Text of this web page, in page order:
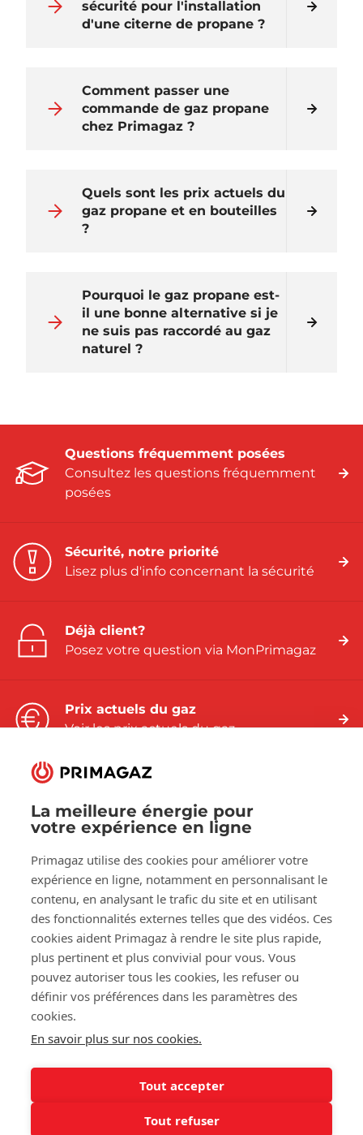
La meilleure énergie pour
votre expérience en ligne
Primagaz utilise des cookies pour améliorer votre
expérience en ligne, notamment en personnalisant le
contenu, en analysant le trafic du site et en utilisant
des fonctionnalités externes telles que des vidéos. Ces
cookies aident Primagaz à rendre le site plus rapide,
plus pertinent et plus convivial pour vous. Vous
pouvez autoriser tous les cookies, les refuser ou
définir vos préférences dans les paramètres des
cookies.
En savoir plus sur nos cookies.
Tout accepter
Tout refuser
sécurité pour l'installation
d'une citerne de propane ?
Comment passer une
commande de gaz propane
chez Primagaz ?
Quels sont les prix actuels du
gaz propane et en bouteilles
?
Pourquoi le gaz propane est-
il une bonne alternative si je
ne suis pas raccordé au gaz
naturel ?
Questions fréquemment posées
Consultez les questions fréquemment
posées
Sécurité, notre priorité
Lisez plus d'info concernant la sécurité
Déjà client?
Posez votre question via MonPrimagaz
Prix actuels du gaz
Voir les prix actuels du gaz
Suivez-nous sur:
Facebook
LinkedInYouTube
À propos de Primagaz
Aide et conseil
Nos outils